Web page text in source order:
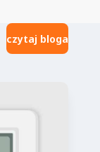
czytaj bloga